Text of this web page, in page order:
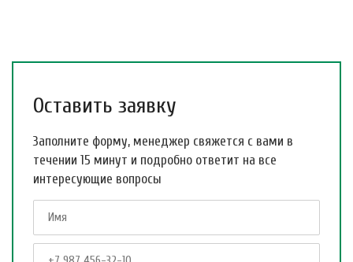
Оставить заявку
Заполните форму, менеджер свяжется с вами в
течении 15 минут и подробно ответит на все
интересующие вопросы